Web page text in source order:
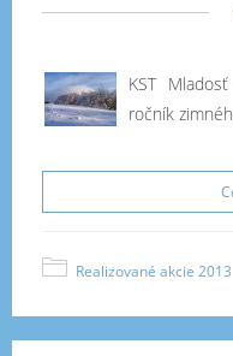
KST
ročník
Realizované akcie 2013